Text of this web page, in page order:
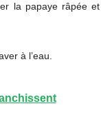
la papaye râpée et
à l’eau.